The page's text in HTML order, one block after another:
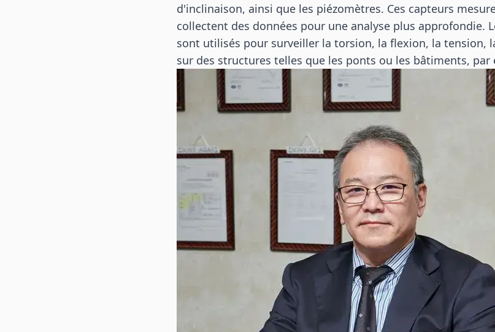
d'inclinaison, ainsi que les piézomètres. Ces capteurs
collectent des données pour une analyse plus approfondie.
sont utilisés pour surveiller la torsion, la flexion, la tension,
sur des structures telles que les ponts ou les bâtiments, par